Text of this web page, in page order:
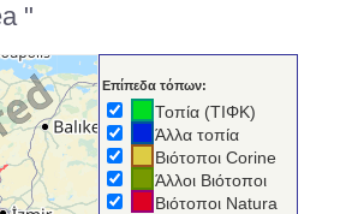
"
Επίπεδα τόπων:
Τοπία (ΤΙΦΚ)
Άλλα τοπία
Βιότοποι Corine
Άλλοι Βιότοποι
Βιότοποι Natura